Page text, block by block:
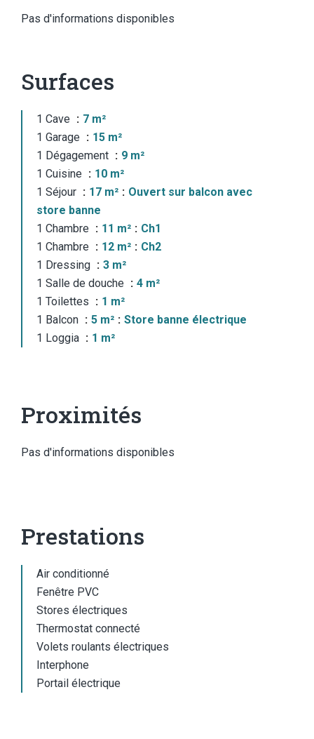
Pas d'informations disponibles
Surfaces
1 Cave
7 m²
1 Garage
15 m²
1 Dégagement
9 m²
1 Cuisine
10 m²
1 Séjour
17 m²
Ouvert sur balcon avec
store banne
1 Chambre
11 m²
Ch1
1 Chambre
12 m²
Ch2
1 Dressing
3 m²
1 Salle de douche
4 m²
1 Toilettes
1 m²
1 Balcon
5 m²
Store banne électrique
1 Loggia
1 m²
Proximités
Pas d'informations disponibles
Prestations
Air conditionné
Fenêtre PVC
Stores électriques
Thermostat connecté
Volets roulants électriques
Interphone
Portail électrique